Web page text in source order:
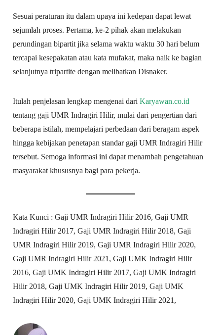
Sesuai peraturan itu dalam upaya ini kedepan dapat lewat
sejumlah proses. Pertama, ke-2 pihak akan melakukan
perundingan bipartit jika selama waktu waktu 30 hari belum
tercapai kesepakatan atau kata mufakat, maka naik ke bagian
selanjutnya tripartite dengan melibatkan Disnaker.
Itulah penjelasan lengkap mengenai dariKaryawan.co.id
tentang gaji UMR Indragiri Hilir, mulai dari pengertian dari
beberapa istilah, mempelajari perbedaan dari beragam aspek
hingga kebijakan penetapan standar gaji UMR Indragiri Hilir
tersebut. Semoga informasi ini dapat menambah pengetahuan
masyarakat khususnya bagi para pekerja.
Kata Kunci : Gaji UMR Indragiri Hilir 2016, Gaji UMR
Indragiri Hilir 2017, Gaji UMR Indragiri Hilir 2018, Gaji
UMR Indragiri Hilir 2019, Gaji UMR Indragiri Hilir 2020,
Gaji UMR Indragiri Hilir 2021, Gaji UMK Indragiri Hilir
2016, Gaji UMK Indragiri Hilir 2017, Gaji UMK Indragiri
Hilir 2018, Gaji UMK Indragiri Hilir 2019, Gaji UMK
Indragiri Hilir 2020, Gaji UMK Indragiri Hilir 2021,